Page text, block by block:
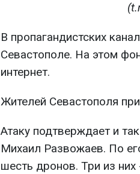
В пропагандистских
Севастополе. На этом
интернет.
Жителей Севастополя
Атаку подтверждает и
Михаил Развожаев. По
шесть дронов. Три из